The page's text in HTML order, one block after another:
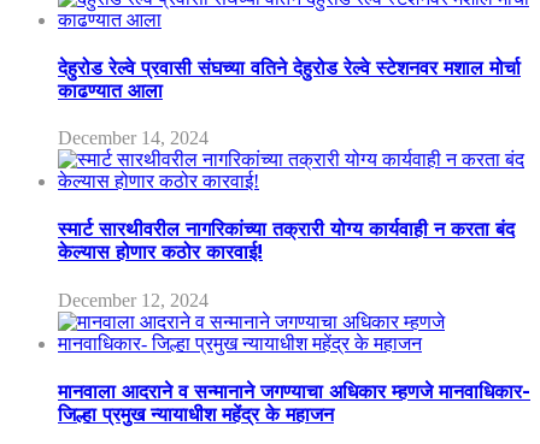
देहुरोड रेल्वे प्रवासी संघच्या वतिने देहुरोड रेल्वे स्टेशनवर मशाल मोर्चा
काढण्यात आला
December 14, 2024
स्मार्ट सारथीवरील नागरिकांच्या तक्रारी योग्य कार्यवाही न करता बंद
केल्यास होणार कठोर कारवाई!
December 12, 2024
मानवाला आदराने व सन्मानाने जगण्याचा अधिकार म्हणजे मानवाधिकार-
जिल्हा प्रमुख न्यायाधीश महेंद्र के महाजन